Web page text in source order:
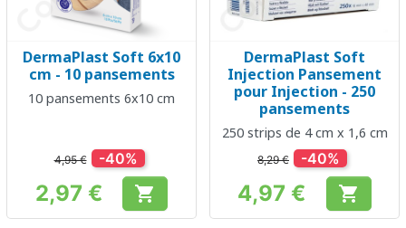
DermaPlast Soft 6x10
cm - 10 pansements
10 pansements 6x10 cm
4,95 € -40%
Prix
2,97 € 
DermaPlast Soft
Injection Pansement
pour Injection - 250
pansements
250 strips de 4 cm x 1,6 cm
8,29 € -40%
Prix
4,97 € 